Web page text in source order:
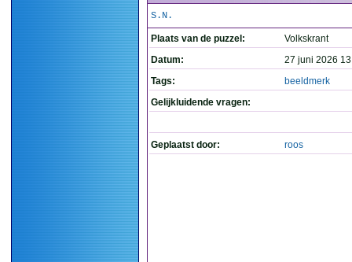
S.N.
Plaats van de puzzel:
Volkskrant
Datum:
27 juni 2026
Tags:
beeldmerk
Gelijkluidende vragen:
Geplaatst door: roos